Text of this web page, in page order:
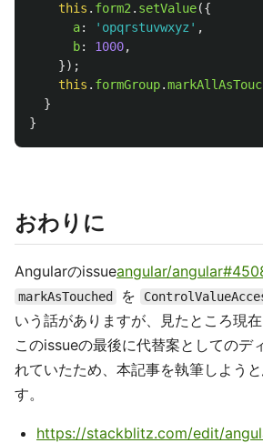
this . form2 . setValue({
a: ' opqrstuvwxyz ' ,
b: 1000,
});
this . formGroup.
}
}
おわりに
Angularのissueangular/
markAsTouched を
いう話がありますが、見たところ現在
このissueの最後に代替案としてのデ
れていたため、本記事を執筆しよう
す。
https://stackblitz.com/edit/